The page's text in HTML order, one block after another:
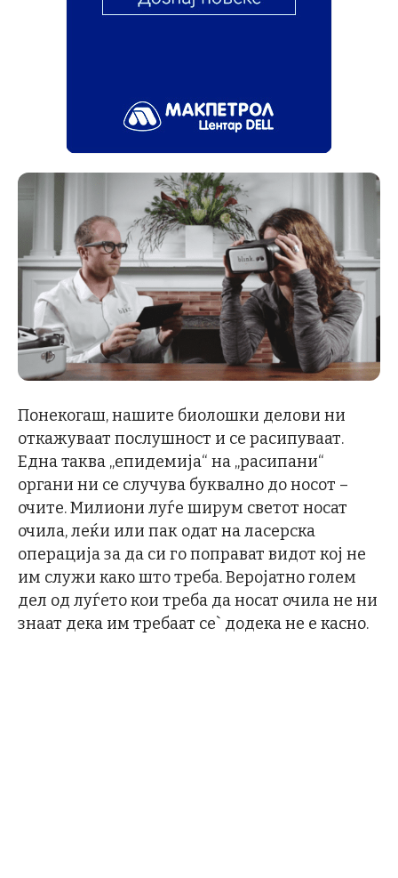
Понекогаш, нашите биолошки делови ни
откажуваат послушност и се расипуваат.
Една таква „епидемија“ на „расипани“
органи ни се случува буквално до носот –
очите. Милиони луѓе ширум светот носат
очила, леќи или пак одат на ласерска
операција за да си го поправат видот кој не
им служи како што треба. Веројатно голем
дел од луѓето кои треба да носат очила не ни
знаат дека им требаат се` додека не е касно.